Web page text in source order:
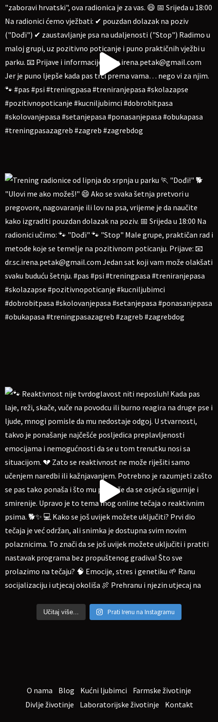
Učitaj više... Prati Irenu na Instagramu
O nama Blog Kućni ljubimci
Farmske životinje
Divlje životinje
Laboratorijske životinje Kontakt